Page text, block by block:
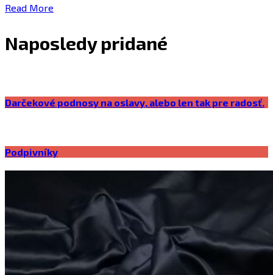
Read More
Naposledy pridané
Darčekové podnosy na oslavy, alebo len tak pre radosť.
Podpivníky